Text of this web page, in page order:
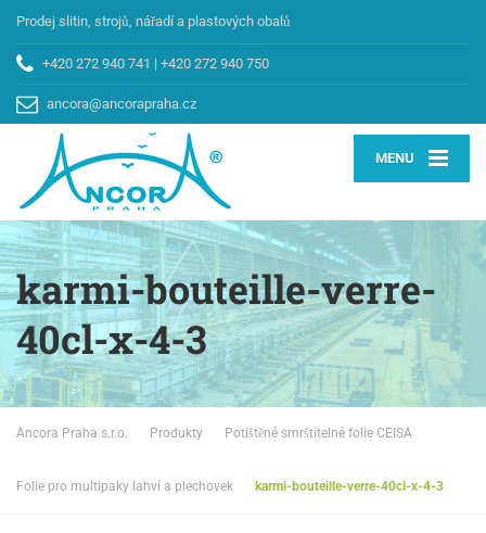
Prodej slitin, strojů, nářadí a plastových obalů
+420 272 940 741 | +420 272 940 750
ancora@ancorapraha.cz
MENU
karmi-bouteille-verre-
40cl-x-4-3
Ancora Praha s.r.o. Produkty Potištěné smrštitelné folie CEISA
Folie pro multipaky lahví a plechovek karmi-bouteille-verre-40cl-x-4-3